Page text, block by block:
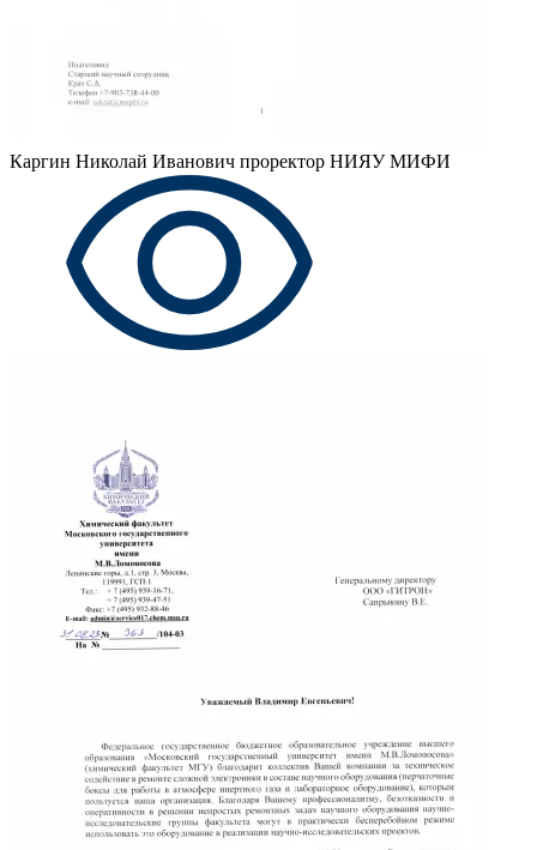
Каргин Николай Иванович проректор НИЯУ МИФИ